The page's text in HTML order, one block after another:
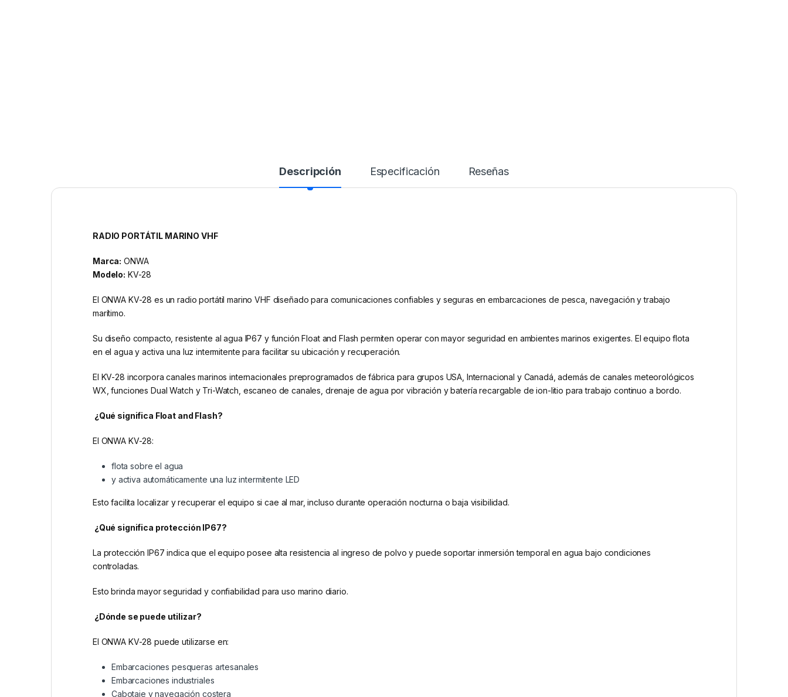
Descripción Especificación Reseñas
RADIO PORTÁTIL MARINO VHF
Marca: ONWA
Modelo: KV-28
El ONWA KV-28 es un radio portátil marino VHF diseñado para comunicaciones confiables y seguras en embarcaciones de pesca, navegación y trabajo
marítimo.
Su diseño compacto, resistente al agua IP67 y función Float and Flash permiten operar con mayor seguridad en ambientes marinos exigentes. El equipo flota
en el agua y activa una luz intermitente para facilitar su ubicación y recuperación.
El KV-28 incorpora canales marinos internacionales preprogramados de fábrica para grupos USA, Internacional y Canadá, además de canales meteorológicos
WX, funciones Dual Watch y Tri-Watch, escaneo de canales, drenaje de agua por vibración y batería recargable de ion-litio para trabajo continuo a bordo.
¿Qué significa Float and Flash?
El ONWA KV-28:
flota sobre el agua
y activa automáticamente una luz intermitente LED
Esto facilita localizar y recuperar el equipo si cae al mar, incluso durante operación nocturna o baja visibilidad.
¿Qué significa protección IP67?
La protección IP67 indica que el equipo posee alta resistencia al ingreso de polvo y puede soportar inmersión temporal en agua bajo condiciones
controladas.
Esto brinda mayor seguridad y confiabilidad para uso marino diario.
¿Dónde se puede utilizar?
El ONWA KV-28 puede utilizarse en:
Embarcaciones pesqueras artesanales
Embarcaciones industriales
Cabotaje y navegación costera